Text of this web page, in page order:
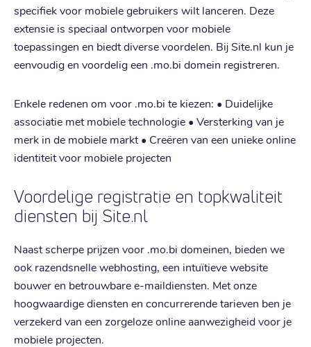
specifiek voor mobiele gebruikers wilt lanceren. Deze
extensie is speciaal ontworpen voor mobiele
toepassingen en biedt diverse voordelen. Bij Site.nl kun je
eenvoudig en voordelig een .mo.bi domein registreren.
Enkele redenen om voor .mo.bi te kiezen: • Duidelijke
associatie met mobiele technologie • Versterking van je
merk in de mobiele markt • Creëren van een unieke online
identiteit voor mobiele projecten
Voordelige registratie en topkwaliteit
diensten bij Site.nl
Naast scherpe prijzen voor .mo.bi domeinen, bieden we
ook razendsnelle webhosting, een intuïtieve website
bouwer en betrouwbare e-maildiensten. Met onze
hoogwaardige diensten en concurrerende tarieven ben je
verzekerd van een zorgeloze online aanwezigheid voor je
mobiele projecten.